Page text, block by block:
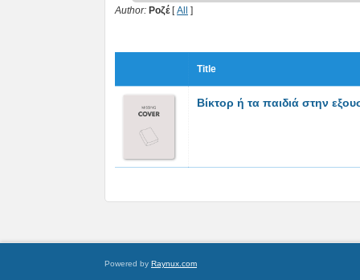
Author: Ροζέ[All ]
Title
Βίκτορ ή τα παιδιά στην
Powered by Raynux.com